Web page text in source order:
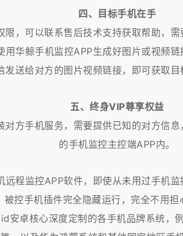
四、目标手机在手
，可以联系售后技术支持获取帮助，
华鲸手机监控APP生成好图片或视频
发送给对方的图片视频链接，即可获取目
五、终身VIP尊享权益
方手机服务，需要提供已知的对方信
的手机监控主控端APP内。
程监控APP软件，即使从未用过手机
控手机插件完全隐藏运行，完全不用
安卓核心深度定制的各手机品牌系统